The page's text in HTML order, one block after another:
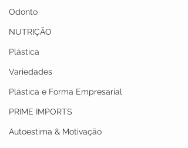
Odonto
NUTRIÇÃO
Plástica
Variedades
Plástica e Forma Empresarial
PRIME IMPORTS
Autoestima & Motivação